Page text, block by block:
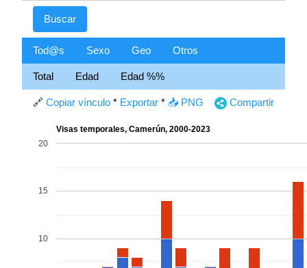
Tod@s Sexo Geo Otros
Total Edad Edad %%
🔗 Copiar vínculo * Exportar * 📥 PNG Compartir
Visas temporales, Camerún, 2000-2023
10
15
20